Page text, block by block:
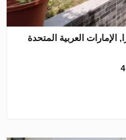
الإمارات العربية المتحدة
4